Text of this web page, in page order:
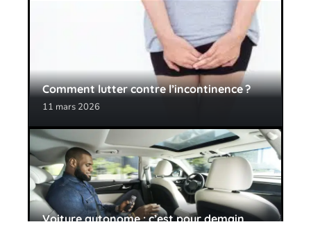
Comment lutter contre l’incontinence ?
11 mars 2026
Voiture autonome : c’est pour demain